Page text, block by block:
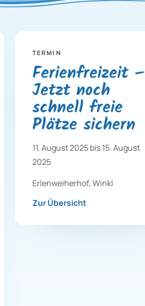
TERMIN
Ferienfreizeit –
Jetzt noch
schnell freie
Plätze sichern
11. August 2025 bis 15. August
2025
Erlenweiherhof, Winkl
Zur Übersicht